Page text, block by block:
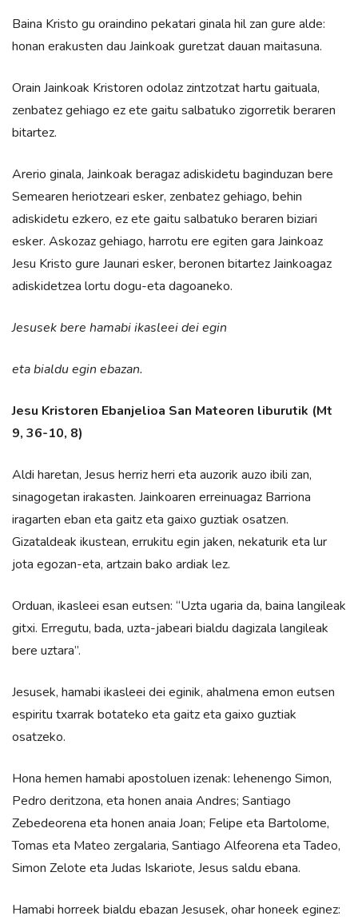
Baina Kristo gu oraindino pekatari ginala hil zan gure alde:
honan erakusten dau Jainkoak guretzat dauan maitasuna.
Orain Jainkoak Kristoren odolaz zintzotzat hartu gaituala,
zenbatez gehiago ez ete gaitu salbatuko zigorretik beraren
bitartez.
Arerio ginala, Jainkoak beragaz adiskidetu baginduzan bere
Semearen heriotzeari esker, zenbatez gehiago, behin
adiskidetu ezkero, ez ete gaitu salbatuko beraren biziari
esker. Askozaz gehiago, harrotu ere egiten gara Jainkoaz
Jesu Kristo gure Jaunari esker, beronen bitartez Jainkoagaz
adiskidetzea lortu dogu-eta dagoaneko.
Jesusek bere hamabi ikasleei dei egin
eta bialdu egin ebazan.
Jesu Kristoren Ebanjelioa San Mateoren liburutik (Mt
9, 36-10, 8)
Aldi haretan, Jesus herriz herri eta auzorik auzo ibili zan,
sinagogetan irakasten. Jainkoaren erreinuagaz Barriona
iragarten eban eta gaitz eta gaixo guztiak osatzen.
Gizataldeak ikustean, errukitu egin jaken, nekaturik eta lur
jota egozan-eta, artzain bako ardiak lez.
Orduan, ikasleei esan eutsen: “Uzta ugaria da, baina langileak
gitxi. Erregutu, bada, uzta-jabeari bialdu dagizala langileak
bere uztara”.
Jesusek, hamabi ikasleei dei eginik, ahalmena emon eutsen
espiritu txarrak botateko eta gaitz eta gaixo guztiak
osatzeko.
Hona hemen hamabi apostoluen izenak: lehenengo Simon,
Pedro deritzona, eta honen anaia Andres; Santiago
Zebedeorena eta honen anaia Joan; Felipe eta Bartolome,
Tomas eta Mateo zergalaria, Santiago Alfeorena eta Tadeo,
Simon Zelote eta Judas Iskariote, Jesus saldu ebana.
Hamabi horreek bialdu ebazan Jesusek, ohar honeek eginez: